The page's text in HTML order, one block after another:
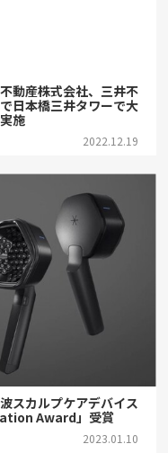
動産株式会社、三井不
日本橋三井タワーで大
施
2022.12.19
スカルプケアデバイス
Award」受賞
2023.01.10